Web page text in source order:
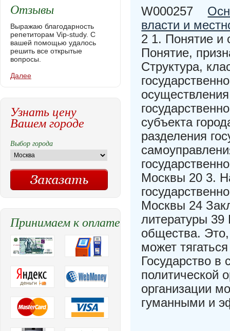
W000257
власти и
2 1. Понятие и
Понятие,
Структура,
субъекта
разделения
Москвы 20 3.
Москвы 24
литературы 39
общества. Это,
может
Государство
политической
организации
гуманными и
Отзывы
Выражаю благодарность
репетиторам Vip-study. С
вашей помощью удалось
решить все открытые
вопросы.
Далее
Узнать цену
Вашем городе
Выбор города
Принимаем к оплате